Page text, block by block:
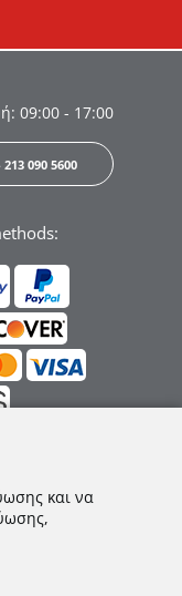
09:00 - 17:00
090 5600
και να